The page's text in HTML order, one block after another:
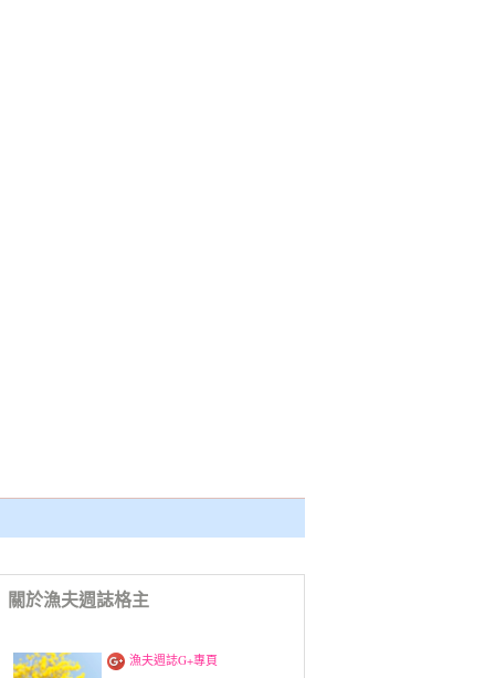
關於漁夫週誌格主
漁夫週誌G+專頁